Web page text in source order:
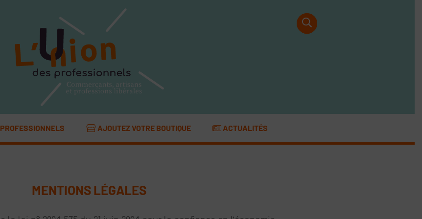
AJOUTEZ VOTRE BOUTIQUE ACTUALITÉS
MENTIONS LÉGALES